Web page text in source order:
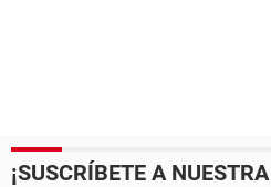
¡SUSCRÍBETE A